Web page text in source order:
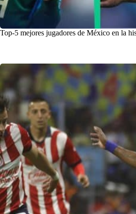
Top-5 mejores jugadores de México en la